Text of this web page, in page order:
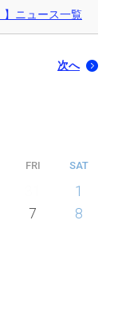
】ニュース一覧
次へ
FRI SAT
1
7
8